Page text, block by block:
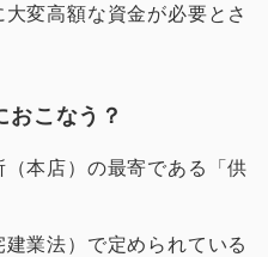
変高額な資金が必要とさ
おこなう？
本店）の最寄である「供
業法）で定められている